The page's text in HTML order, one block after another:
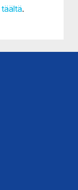
täältä.